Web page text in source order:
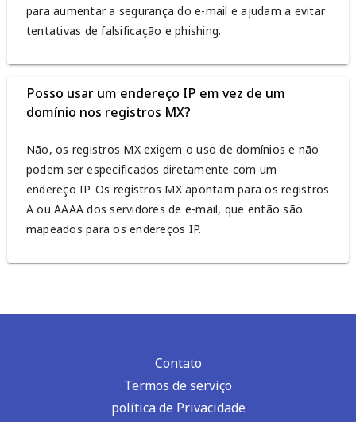
para aumentar a segurança do e-mail e ajudam a evitar
tentativas de falsificação e phishing.
Posso usar um endereço IP em vez de um
domínio nos registros MX?
Não, os registros MX exigem o uso de domínios e não
podem ser especificados diretamente com um
endereço IP. Os registros MX apontam para os registros
A ou AAAA dos servidores de e-mail, que então são
mapeados para os endereços IP.
Contato
Termos de serviço
política de Privacidade